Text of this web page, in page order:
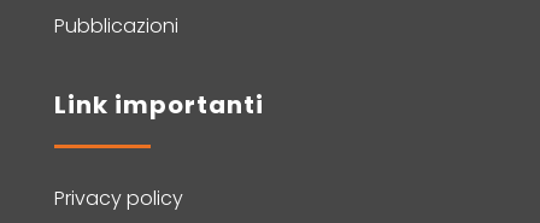
Pubblicazioni
Link importanti
Privacy policy